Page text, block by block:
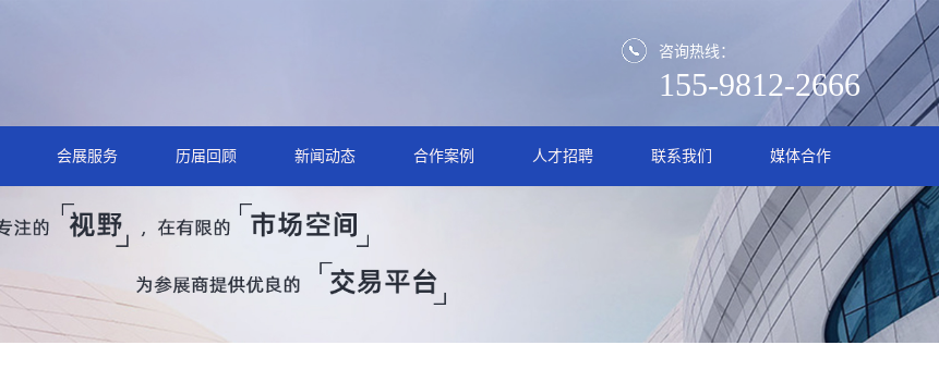
咨询热线：
155-9812-2666
会展服务 历届回顾 新闻动态 合作案例 人才招聘 联系我们 媒体合作